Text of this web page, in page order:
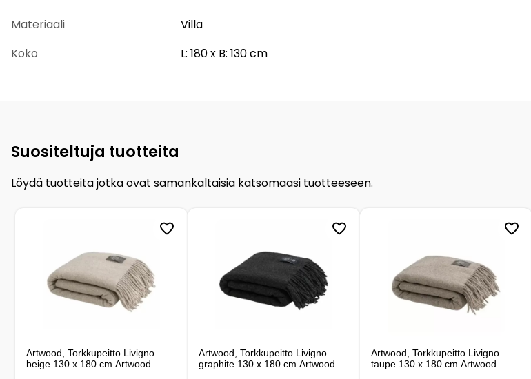
Materiaali
Villa
Koko
L: 180 x B: 130 cm
Suositeltuja tuotteita
Löydä tuotteita jotka ovat samankaltaisia katsomaasi tuotteeseen.
Artwood, Torkkupeitto Livigno
beige 130 x 180 cm Artwood
Artwood, Torkkupeitto Livigno
graphite 130 x 180 cm Artwood
Artwood, Torkkupeitto Livigno
taupe 130 x 180 cm Artwood